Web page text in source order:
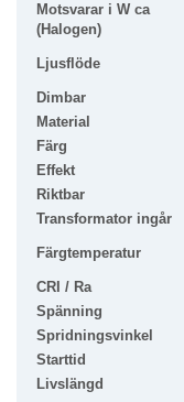
Motsvarar i W ca
(Halogen)
Ljusflöde
Dimbar
Material
Färg
Effekt
Riktbar
Transformator ingår
Färgtemperatur
CRI / Ra
Spänning
Spridningsvinkel
Starttid
Livslängd